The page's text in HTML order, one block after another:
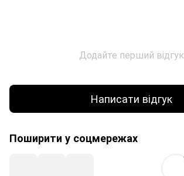
Додайте перший відгук
Написати відгук
Поширити у соцмережах